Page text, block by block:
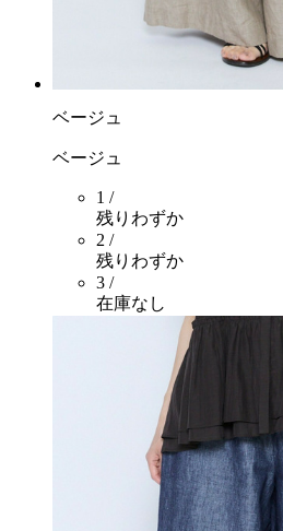
ベージュ
ベージュ
1 /
残りわずか
2 /
残りわずか
3 /
在庫なし